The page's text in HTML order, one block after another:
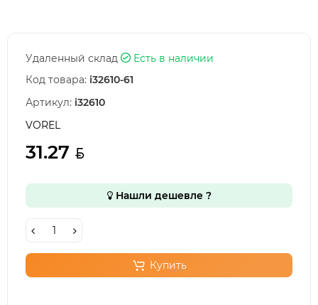
Удаленный склад
Есть в наличии
Код товара: i32610-61
Артикул: i32610
VOREL
31.27
Нашли дешевле ?
Купить